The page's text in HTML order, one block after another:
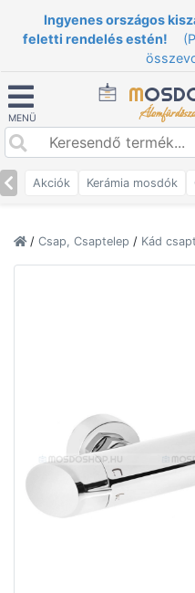
Ingyenes országos
feletti rendelés estén!
MENÜ
M
Akciók Kerámia mosdók
/ Csap, Csaptelep / Kád